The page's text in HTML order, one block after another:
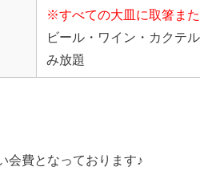
※すべての大皿に取箸ま
ビール・ワイン・カクテ
み放題
会費となっております♪